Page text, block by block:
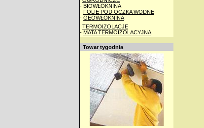
- BIOWŁÓKNINA
- FOLIE POD OCZKA WODNE
- GEOWŁÓKNINA
TERMOIZOLACJE
- MATA TERMOIZOLACYJNA
Towar tygodnia